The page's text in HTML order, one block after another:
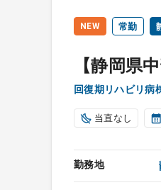
NEW 常勤
【静岡県
回復期リハビリ
当直なし
勤務地